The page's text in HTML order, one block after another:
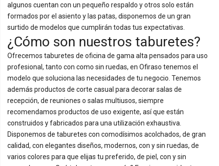
algunos cuentan con un pequeño respaldo y otros solo están
formados por el asiento y las patas, disponemos de un gran
surtido de modelos que cumplirán todas tus expectativas.
¿Cómo son nuestros taburetes?
Ofrecemos taburetes de oficina de gama alta pensados para uso
profesional, tanto con como sin ruedas, en Ofiraso tenemos el
modelo que soluciona las necesidades de tu negocio. Tenemos
además productos de corte casual para decorar salas de
recepción, de reuniones o salas multiusos, siempre
recomendamos productos de uso exigente, así que están
construidos y fabricados para una utilización exhaustiva.
Disponemos de taburetes con comodísimos acolchados, de gran
calidad, con elegantes diseños, modernos, con y sin ruedas, de
varios colores para que elijas tu preferido, de piel, con y sin